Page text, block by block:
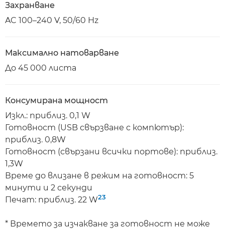
Захранване
AC 100–240 V, 50/60 Hz
Максимално натоварване
До 45 000 листа
Консумирана мощност
Изкл.: приблиз. 0,1 W
Готовност (USB свързване с компютър):
приблиз. 0,8W
Готовност (свързани всички портове): приблиз.
1,3W
Време до влизане в режим на готовност: 5
минути и 2 секунди
Печат: приблиз. 22 W23
* Времето за изчакване за готовност не може